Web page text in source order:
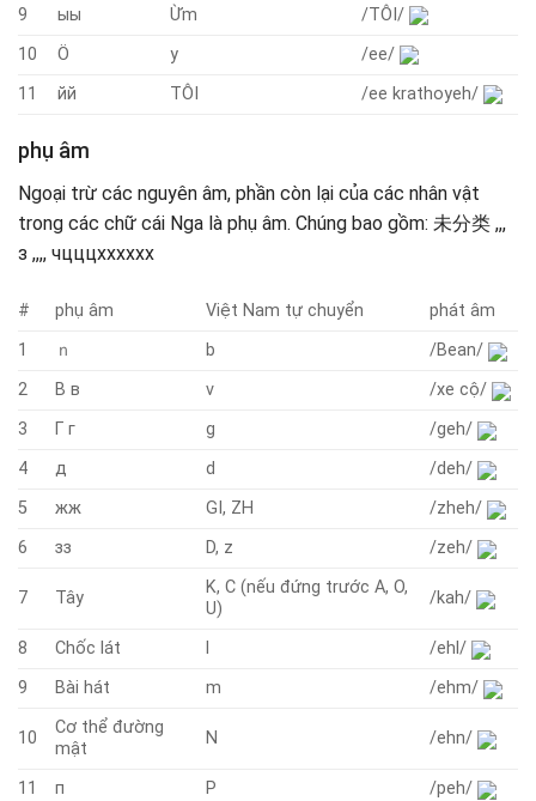
9
ыы Ừm
/TÔI/
10
Ö y
/ee/
11
йй TÔI /ee krathoyeh/
phụ âm
Ngoại trừ các nguyên âm, phần còn lại của các nhân vật
trong các chữ cái Nga là phụ âm. Chúng bao gồm: 未分类 ,,,
з ,,,, чцццхххххх
# phụ âm Việt Nam tự chuyển
phát âm
1
ｎ b
/Bean/
2
В в v
/xe cộ/
3
Г г g
/geh/
4
д d
/deh/
5
жж GI, ZH
/zheh/
6
зз D, z /zeh/
7 Tây
K, C (nếu đứng trước A, O,
U)
/kah/
8 Chốc lát
/ehl/
9
Bài hát m /ehm/
10
Cơ thể đường
mật
N /ehn/
11 п P
/peh/